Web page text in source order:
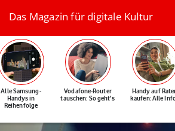
Das Magazin für digitale Kultur
Alle Samsung-
Handys in
Reihenfolge
Vodafone-Router
tauschen: So geht's
Handy auf
kaufen: Alle